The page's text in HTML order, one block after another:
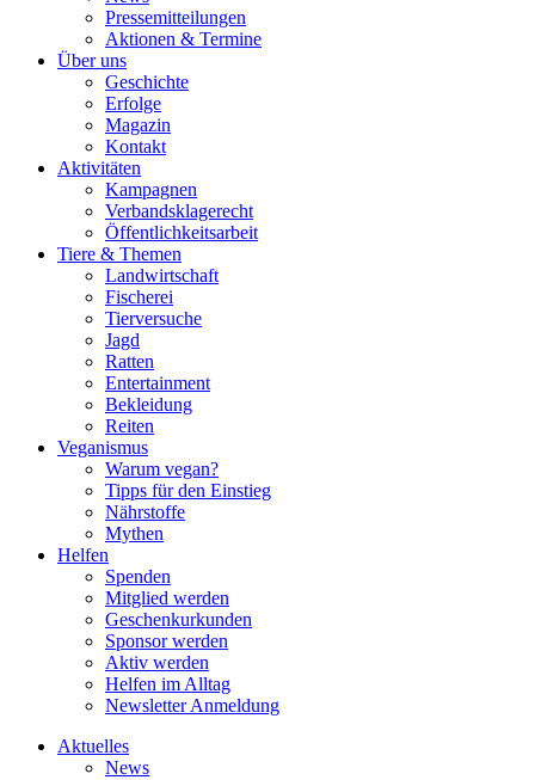
Pressemitteilungen
Aktionen & Termine
Über uns
Geschichte
Erfolge
Magazin
Kontakt
Aktivitäten
Kampagnen
Verbandsklagerecht
Öffentlichkeitsarbeit
Tiere & Themen
Landwirtschaft
Fischerei
Tierversuche
Jagd
Ratten
Entertainment
Bekleidung
Reiten
Veganismus
Warum vegan?
Tipps für den Einstieg
Nährstoffe
Mythen
Helfen
Spenden
Mitglied werden
Geschenkurkunden
Sponsor werden
Aktiv werden
Helfen im Alltag
Newsletter Anmeldung
Aktuelles
News